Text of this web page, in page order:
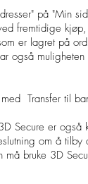
på "Min
fremtidige
er lagret på
også
Transfer til
Secure er også
om å tilby
må bruke 3D